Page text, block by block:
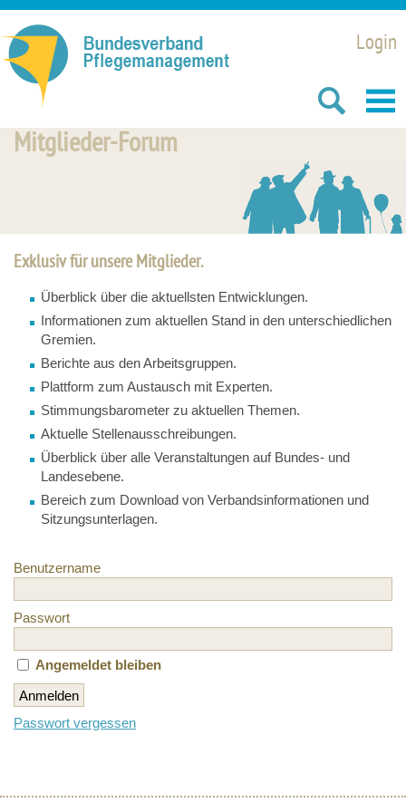
Login
Mitglieder-Forum
Exklusiv für unsere Mitglieder.
Überblick über die aktuellsten Entwicklungen.
Informationen zum aktuellen Stand in den unterschiedlichen
Gremien.
Berichte aus den Arbeitsgruppen.
Plattform zum Austausch mit Experten.
Stimmungsbarometer zu aktuellen Themen.
Aktuelle Stellenausschreibungen.
Überblick über alle Veranstaltungen auf Bundes- und
Landesebene.
Bereich zum Download von Verbandsinformationen und
Sitzungsunterlagen.
Benutzername
Passwort
Angemeldet bleiben
Passwort vergessen